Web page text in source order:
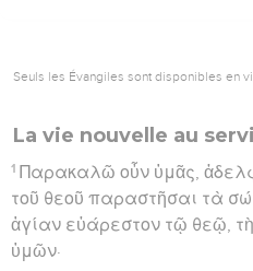
Seuls les Évangiles sont disponibles en
La vie nouvelle au
1 Παρακαλῶ οὖν ὑμᾶς,
τοῦ θεοῦ παραστῆσαι τὰ
ἁγίαν εὐάρεστον τῷ θεῷ,
ὑμῶν·